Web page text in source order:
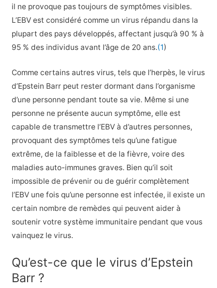
il ne provoque pas toujours de symptômes visibles.
L’EBV est considéré comme un virus répandu dans la
plupart des pays développés, affectant jusqu’à 90 % à
95 % des individus avant l’âge de 20 ans.(1)
Comme certains autres virus, tels que l’herpès, le virus
d’Epstein Barr peut rester dormant dans l’organisme
d’une personne pendant toute sa vie. Même si une
personne ne présente aucun symptôme, elle est
capable de transmettre l’EBV à d’autres personnes,
provoquant des symptômes tels qu’une fatigue
extrême, de la faiblesse et de la fièvre, voire des
maladies auto-immunes graves. Bien qu’il soit
impossible de prévenir ou de guérir complètement
l’EBV une fois qu’une personne est infectée, il existe un
certain nombre de remèdes qui peuvent aider à
soutenir votre système immunitaire pendant que vous
vainquez le virus.
Qu’est-ce que le virus d’Epstein
Barr ?